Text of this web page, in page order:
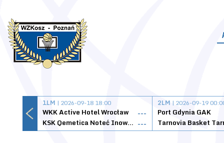
1LM | 2026-09-18 18:00
WKK Active Hotel Wrocław
---
KSK Qemetica Noteć Inowrocław ---
2LM | 2026-09-19
Port Gdynia GAK